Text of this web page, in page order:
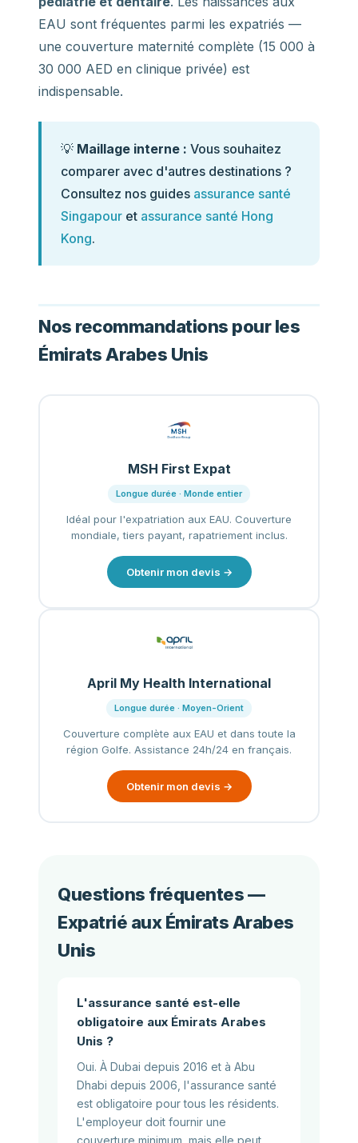
EAU sont fréquentes parmi les expatriés —
une couverture maternité complète (15 000 à
30 000 AED en clinique privée) est
indispensable.
💡 Maillage interne : Vous souhaitez
comparer avec d'autres destinations ?
Consultez nos guides assurance santé
Singapour et assurance santé Hong
Kong.
Nos recommandations pour les
Émirats Arabes Unis
MSH First Expat
Longue durée · Monde entier
Idéal pour l'expatriation aux EAU. Couverture
mondiale, tiers payant, rapatriement inclus.
Obtenir mon devis →
April My Health International
Longue durée · Moyen-Orient
Couverture complète aux EAU et dans toute la
région Golfe. Assistance 24h/24 en français.
Obtenir mon devis →
Questions fréquentes —
Expatrié aux Émirats Arabes
Unis
L'assurance santé est-elle
obligatoire aux Émirats Arabes
Unis ?
Oui. À Dubai depuis 2016 et à Abu
Dhabi depuis 2006, l'assurance santé
est obligatoire pour tous les résidents.
L'employeur doit fournir une
couverture minimum, mais elle peut